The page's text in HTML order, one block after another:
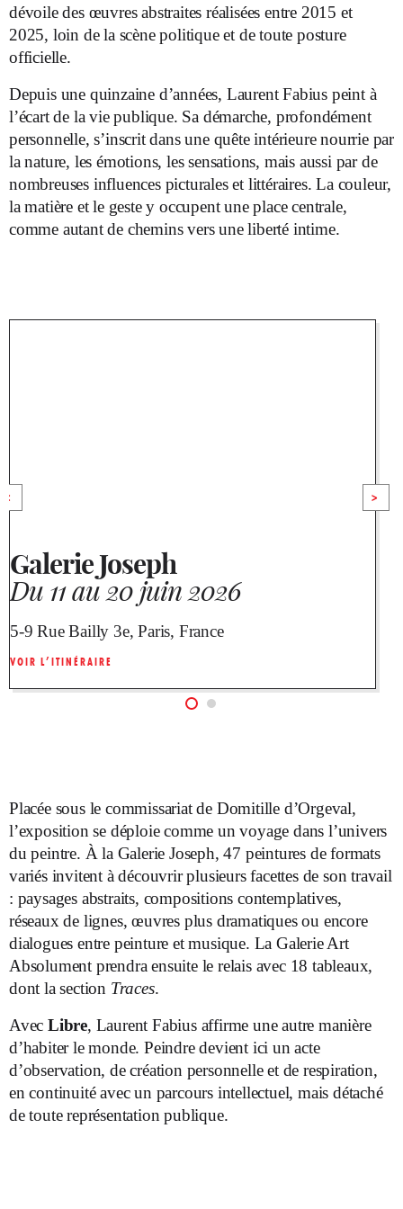
dévoile des œuvres abstraites réalisées entre 2015 et
2025, loin de la scène politique et de toute posture
officielle.
Depuis une quinzaine d’années, Laurent Fabius peint à
l’écart de la vie publique. Sa démarche, profondément
personnelle, s’inscrit dans une quête intérieure nourrie par
la nature, les émotions, les sensations, mais aussi par de
nombreuses influences picturales et littéraires. La couleur,
la matière et le geste y occupent une place centrale,
comme autant de chemins vers une liberté intime.
Galerie Joseph
Du 11 au 20 juin 2026
5-9 Rue Bailly 3e, Paris, France
VOIR L’ITINÉRAIRE
< >
Placée sous le commissariat de Domitille d’Orgeval,
l’exposition se déploie comme un voyage dans l’univers
du peintre. À la Galerie Joseph, 47 peintures de formats
variés invitent à découvrir plusieurs facettes de son travail
: paysages abstraits, compositions contemplatives,
réseaux de lignes, œuvres plus dramatiques ou encore
dialogues entre peinture et musique. La Galerie Art
Absolument prendra ensuite le relais avec 18 tableaux,
dont la section Traces.
Avec Libre, Laurent Fabius affirme une autre manière
d’habiter le monde. Peindre devient ici un acte
d’observation, de création personnelle et de respiration,
en continuité avec un parcours intellectuel, mais détaché
de toute représentation publique.